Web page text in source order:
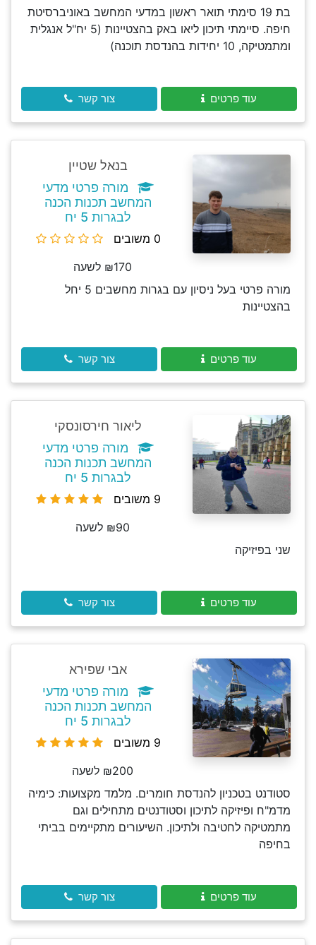
בת 19 סימתי תואר ראשון במדעי המחשב באוניברסיטת
חיפה. סיימתי תיכון ליאו באק בהצטיינות (5 יח"ל אנגלית
ומתמטיקה, 10 יחידות בהנדסת תוכנה)
עוד פרטים צור קשר
בנאל שטיין
מורה פרטי מדעי
המחשב תכנות הכנה
לבגרות 5 יח
0 משובים
₪170 לשעה
מורה פרטי בעל ניסיון עם בגרות מחשבים 5 יחל
בהצטיינות
עוד פרטים צור קשר
ליאור חירסונסקי
מורה פרטי מדעי
המחשב תכנות הכנה
לבגרות 5 יח
9 משובים
₪90 לשעה
שני בפיזיקה
עוד פרטים צור קשר
אבי שפירא
מורה פרטי מדעי
המחשב תכנות הכנה
לבגרות 5 יח
9 משובים
₪200 לשעה
סטודנט בטכניון להנדסת חומרים. מלמד מקצועות: כימיה
מדמ"ח ופיזיקה לתיכון וסטודנטים מתחילים וגם
מתמטיקה לחטיבה ולתיכון. השיעורים מתקיימים בביתי
בחיפה
עוד פרטים צור קשר